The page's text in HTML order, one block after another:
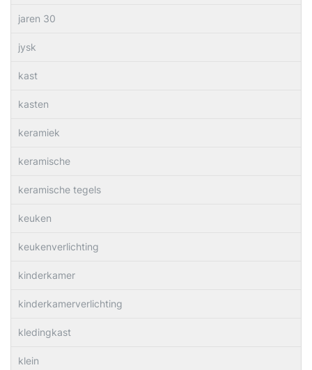
jaren 30
jysk
kast
kasten
keramiek
keramische
keramische tegels
keuken
keukenverlichting
kinderkamer
kinderkamerverlichting
kledingkast
klein